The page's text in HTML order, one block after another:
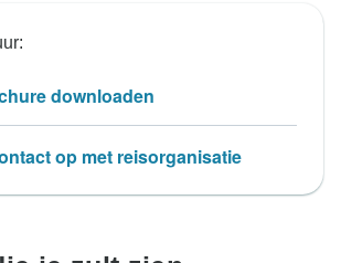
downloaden
op met reisorganisatie